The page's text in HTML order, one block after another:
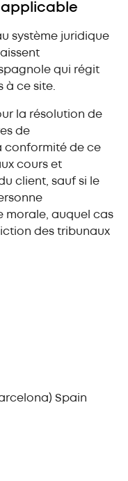
applicable
système juridique
qui régit
à ce site.
la résolution de
de
conformité de ce
cours et
client, sauf si le
morale, auquel cas
des tribunaux
Spain